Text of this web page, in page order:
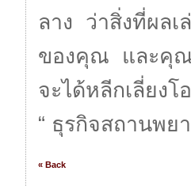
ลาง ว่าสิ่งที่ผล
ของคุณ และคุณ
จะได้หลีกเลี่ยง
“ ธุรกิจสถานพย
« Back